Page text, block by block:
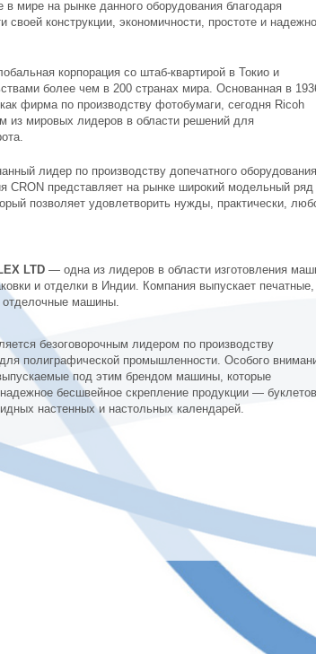
в мире на рынке данного оборудования благодаря
своей конструкции, экономичности, простоте и
корпорация со штаб-квартирой в Токио и
более чем в 200 странах мира. Основанная в
фирма по производству фотобумаги, сегодня Ricoh
из мировых лидеров в области решений для
лидер по производству допечатного
CRON представляет на рынке широкий модельный ряд
позволяет удовлетворить нужды, практически,
LTD — одна из лидеров в области изготовления
и отделки в Индии. Компания выпускает печатные,
отделочные машины.
безоговорочным лидером по производству
полиграфической промышленности. Особого
под этим брендом машины, которые
бесшвейное скрепление продукции —
настенных и настольных календарей.